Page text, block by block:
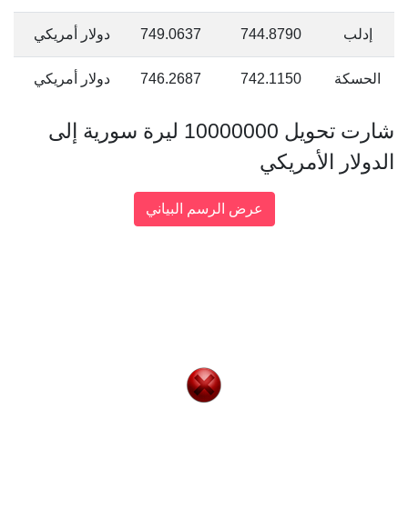
إدلب 744.8790
749.0637 دولار أمريكي
الحسكة 742.1150
746.2687 دولار أمريكي
شارت تحويل 10000000 ليرة سورية إلى
الدولار الأمريكي